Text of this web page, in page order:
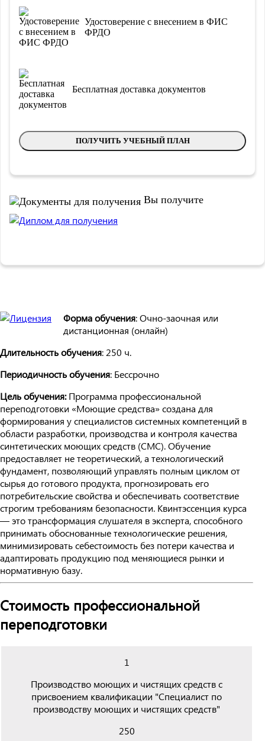
Форма обучения: Очно-заочная или
дистанционная (онлайн)
Длительность обучения: 250 ч.
Периодичность обучения: Бессрочно
Цель обучения:Программа профессиональной
переподготовки «Моющие средства» создана для
формирования у специалистов системных компетенций в
области разработки, производства и контроля качества
синтетических моющих средств (СМС). Обучение
предоставляет не теоретический, а технологический
фундамент, позволяющий управлять полным циклом от
сырья до готового продукта, прогнозировать его
потребительские свойства и обеспечивать соответствие
строгим требованиям безопасности. Квинтэссенция курса
— это трансформация слушателя в эксперта, способного
принимать обоснованные технологические решения,
минимизировать себестоимость без потери качества и
адаптировать продукцию под меняющиеся рынки и
нормативную базу.
Стоимость профессиональной
переподготовки
1
Производство моющих и чистящих средств с
присвоением квалификации "Специалист по
производству моющих и чистящих средств"
250
Удостоверение с внесением в ФИС
ФРДО
Бесплатная доставка документов
ПОЛУЧИТЬ УЧЕБНЫЙ ПЛАН
Вы получите